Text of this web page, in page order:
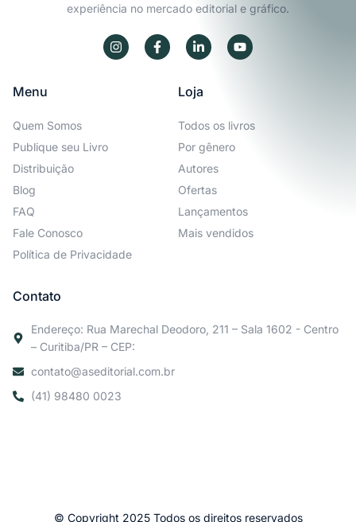
experiência no mercado editorial e gráfico.
Menu
Quem Somos
Publique seu Livro
Distribuição
Blog
FAQ
Fale Conosco
Política de Privacidade
Loja
Todos os livros
Por gênero
Autores
Ofertas
Lançamentos
Mais vendidos
Contato
Endereço: Rua Marechal Deodoro, 211 – Sala 1602 - Centro
– Curitiba/PR – CEP:
contato@aseditorial.com.br
(41) 98480 0023
© Copyright 2025 Todos os direitos reservados